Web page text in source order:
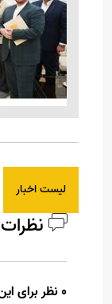
لیست اخبار
نظرات
0 نظر برای این مطلب وجود دارد